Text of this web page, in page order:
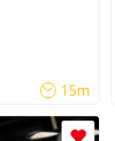
15m